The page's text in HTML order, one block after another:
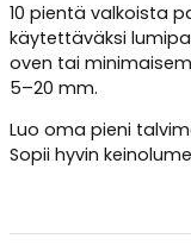
10 pientä valkoista
käytettäväksi
oven tai
5–20 mm.
Luo oma pieni
Sopii hyvin